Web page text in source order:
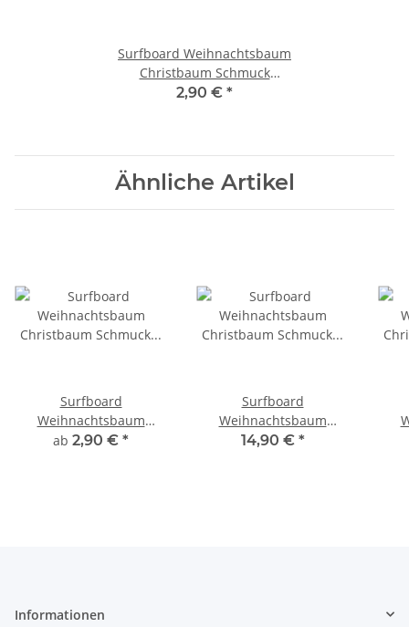
Surfboard Weihnachtsbaum
Christbaum Schmuck
Weihnachtsdeko Surfing
2,90 € *
Ähnliche Artikel
Surfboard
Weihnachtsbaum
Christbaum Schmuck
ab 2,90 € *
Surfboard
Weihnachtsbaum
Christbaum Schmuck
14,90 € *
Informationen